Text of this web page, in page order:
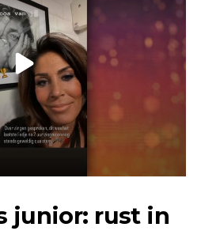
junior: rust in